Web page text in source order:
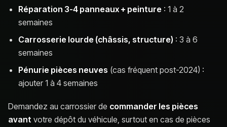
Réparation 3-4 panneaux + peinture : 1 à 2
semaines
Carrosserie lourde (châssis, structure) : 3 à 6
semaines
Pénurie pièces neuves (cas fréquent post-2024) :
ajouter 1 à 4 semaines
Demandez au carrossier de commander les pièces
avant votre dépôt du véhicule, surtout en cas de pièces